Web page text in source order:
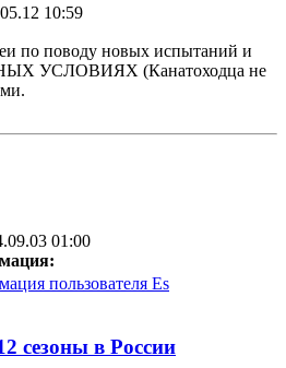
10:59
по поводу новых испытаний и
УСЛОВИЯХ (Канатоходца не
01:00
пользователя Es
сезоны в России